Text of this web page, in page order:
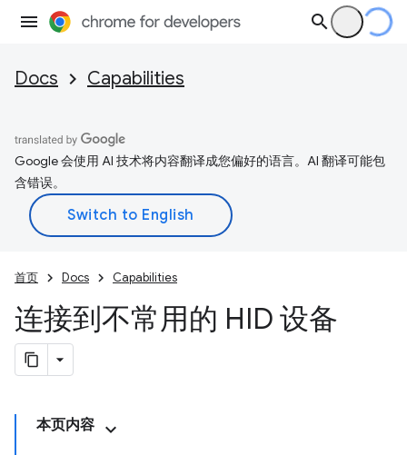
Docs Capabilities
Google 会使用 AI 技术将内容翻译成您偏好的语言。AI 翻译可能包
含错误。
首页 Docs Capabilities
连接到不常用的 HID 设备
本页内容